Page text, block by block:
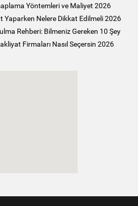
Yöntemleri ve Maliyet 2026
Yaparken Nelere Dikkat Edilmeli 2026
Rehberi: Bilmeniz Gereken 10 Şey
Firmaları Nasıl Seçersin 2026